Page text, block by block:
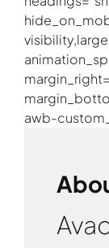
awb-